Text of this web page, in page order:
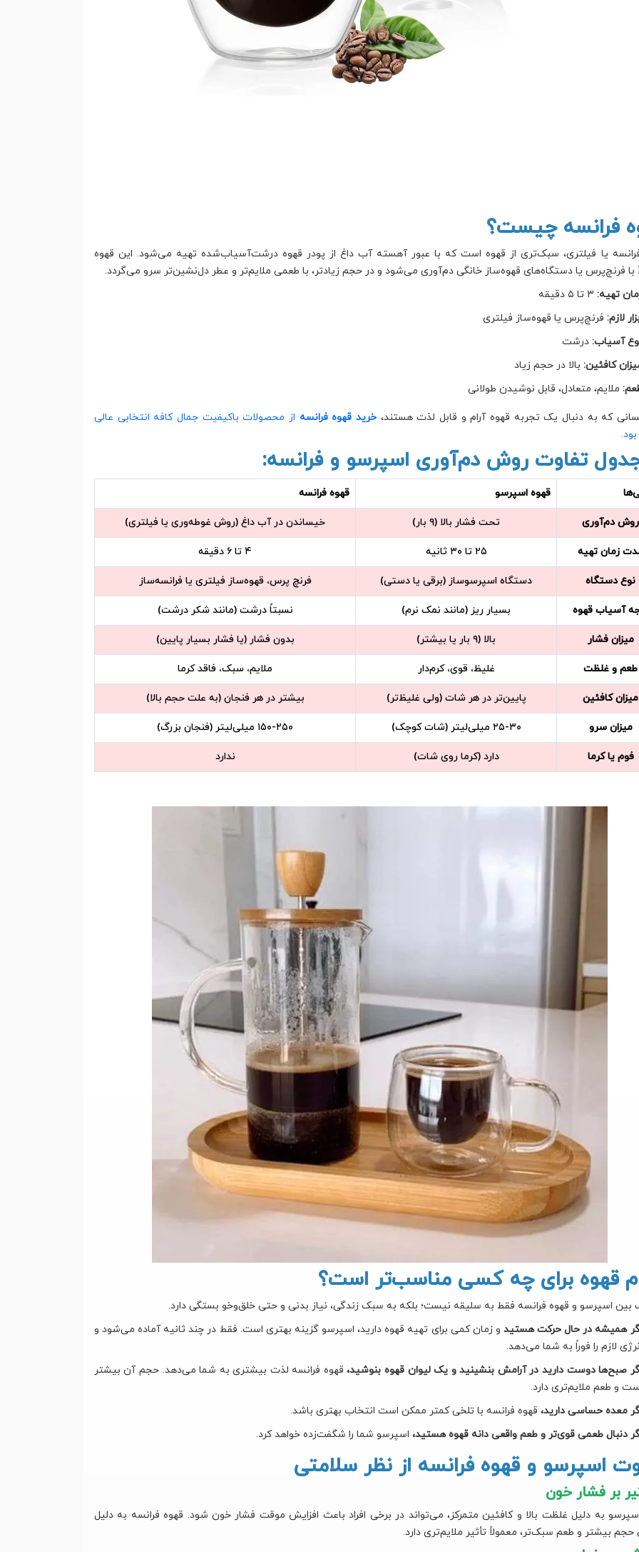
فرانسه چیست؟
یا فیلتری، سبک‌تری از قهوه است که با عبور آهسته آب داغ از پودر قهوه درشت‌آسیاب‌شده تهیه می‌شود. این قهوه
با فرنچ‌پرس یا دستگاه‌های قهوه‌ساز خانگی دم‌آوری می‌شود و در حجم زیادتر، با طعمی ملایم‌تر و عطر دل‌نشین‌تر سرو می‌گردد.
تهیه:
لازم: فرنچ‌پرس یا قهوه‌ساز فیلتری
آسیاب: درشت
کافئین: بالا در حجم زیاد
ملایم، متعادل، قابل نوشیدن طولانی
که به دنبال یک تجربه قهوه آرام و قابل لذت هستند،خرید قهوه فرانسه از محصولات باکیفیت جمال کافه انتخابی عالی
تفاوت روش دم‌آوری اسپرسو و فرانسه:
قهوه اسپرسو قهوه فرانسه
روش دم‌آوری تحت فشار بالا (۹ بار) خیساندن در آب داغ (روش غوطه‌وری یا فیلتری)
زمان تهیه ۲۵ تا ۳۰ ثانیه ۴ تا ۶ دقیقه
نوع دستگاه دستگاه اسپرسوساز (برقی یا دستی) فرنچ پرس، قهوه‌ساز فیلتری یا فرانسه‌ساز
آسیاب قهوه بسیار ریز (مانند نمک نرم) نسبتاً درشت (مانند شکر درشت)
میزان فشار بالا (۹ بار یا بیشتر) بدون فشار (یا فشار بسیار پایین)
طعم و غلظت غلیظ، قوی، کرم‌دار ملایم، سبک، فاقد کرما
میزان کافئین پایین‌تر در هر شات (ولی غلیظ‌تر) بیشتر در هر فنجان (به علت حجم بالا)
میزان سرو ۲۵-۳۰ میلی‌لیتر (شات کوچک) ۱۵۰-۲۵۰ میلی‌لیتر (فنجان بزرگ)
فوم یا کرما دارد (کرما روی شات) ندارد
قهوه برای چه کسی مناسب‌تر است؟
بین اسپرسو و قهوه فرانسه فقط به سلیقه نیست؛ بلکه به سبک زندگی، نیاز بدنی و حتی خلق‌وخو بستگی دارد.
همیشه در حال حرکت هستیدو زمان کمی برای تهیه قهوه دارید، اسپرسو گزینه بهتری است. فقط در چند ثانیه آماده می‌شود و
لازم را فوراً به شما می‌دهد.
صبح‌ها دوست دارید در آرامش بنشینید و یک لیوان قهوه بنوشید،قهوه فرانسه لذت بیشتری به شما می‌دهد. حجم آن بیشتر
و طعم ملایم‌تری دارد.
معده حساسی دارید، قهوه فرانسه با تلخی کمتر ممکن است انتخاب بهتری باشد.
دنبال طعمی قوی‌تر و طعم واقعی دانه قهوه هستید، اسپرسو شما را شگفت‌زده خواهد کرد.
اسپرسو و قهوه فرانسه از نظر سلامتی
بر فشار خون
به دلیل غلظت بالا و کافئین متمرکز، می‌تواند در برخی افراد باعث افزایش موقت فشار خون شود. قهوه فرانسه به دلیل
بیشتر و طعم سبک‌تر، معمولاً تأثیر ملایم‌تری دارد.